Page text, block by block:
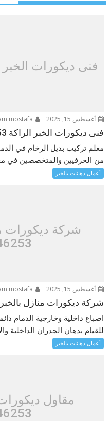
فنى ديكورات الخبر الراكة
أغسطس 15, 2025
فنى ديكورات الخبر الراكة 0564546253
معلم تركيب بديل الرخام في
من الحرفيين والمتخصصين في
أعمال دهانات بالخبر
شركة ديكورات
أغسطس 15, 2025
شركة ديكورات منازل بالخبر الثقبه
اصباغ داخلية وخارجية الدمام
للقيام بدهان الجدران الداخلية
أعمال دهانات بالخبر
مقاول